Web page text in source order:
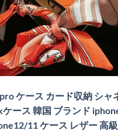
ケース カード収納 シャ
ース 韓国 ブランド
11 ケース レザー 高級